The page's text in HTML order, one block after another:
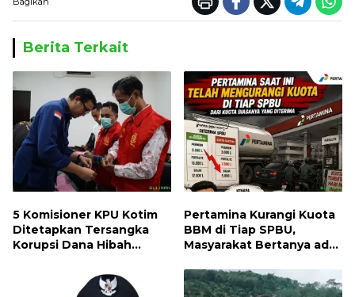
Berita Terkait
5 Komisioner KPU Kotim
Ditetapkan Tersangka
Korupsi Dana Hibah
ditaksir 10 Milyard
Pertamina Kurangi Kuota
BBM di Tiap SPBU,
Masyarakat Bertanya ada